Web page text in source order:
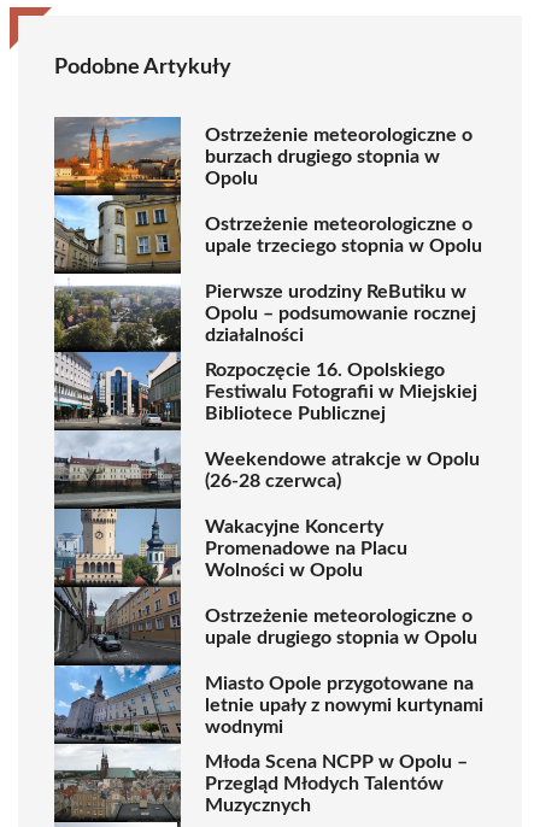
Podobne Artykuły
Ostrzeżenie meteorologiczne o
burzach drugiego stopnia w
Opolu
Ostrzeżenie meteorologiczne o
upale trzeciego stopnia w Opolu
Pierwsze urodziny ReButiku w
Opolu – podsumowanie rocznej
działalności
Rozpoczęcie 16. Opolskiego
Festiwalu Fotografii w Miejskiej
Bibliotece Publicznej
Weekendowe atrakcje w Opolu
(26-28 czerwca)
Wakacyjne Koncerty
Promenadowe na Placu
Wolności w Opolu
Ostrzeżenie meteorologiczne o
upale drugiego stopnia w Opolu
Miasto Opole przygotowane na
letnie upały z nowymi kurtynami
wodnymi
Młoda Scena NCPP w Opolu –
Przegląd Młodych Talentów
Muzycznych